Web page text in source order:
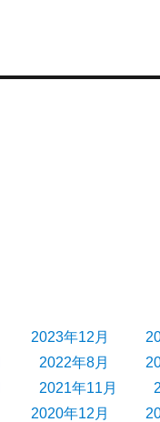
2023年12月
2022年8月
2021年11月
2020年12月